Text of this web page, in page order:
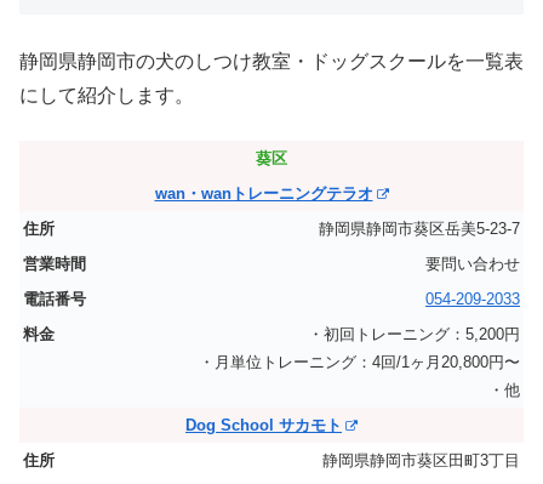
静岡県静岡市の犬のしつけ教室・ドッグスクールを一覧表
にして紹介します。
葵区
wan・wanトレーニングテラオ
静岡県静岡市葵区岳美5-23-7
要問い合わせ
054-209-2033
・初回トレーニング：5,200円
・月単位トレーニング：4回/1ヶ月20,800円〜
・他
Dog School サカモト
静岡県静岡市葵区田町3丁目